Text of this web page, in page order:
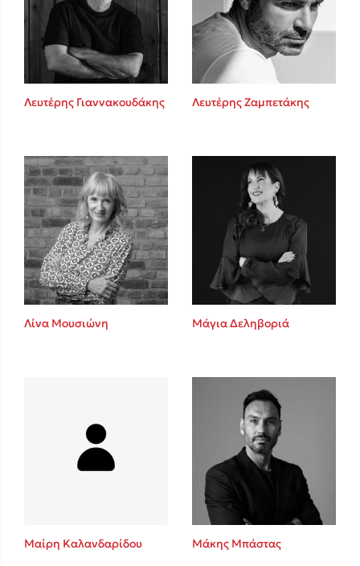
Λευτέρης Γιαννακουδάκης Λευτέρης Ζαμπετάκης
Λίνα Μουσιώνη Μάγια Δεληβοριά
Μαίρη Καλανδαρίδου Μάκης Μπάστας